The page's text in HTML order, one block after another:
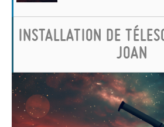
INSTALLATION DE
JOAN